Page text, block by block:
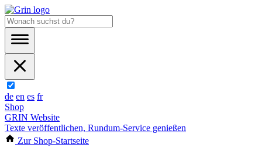
de en es fr
Shop
GRIN Website
Texte veröffentlichen, Rundum-Service genießen
Zur Shop-Startseite